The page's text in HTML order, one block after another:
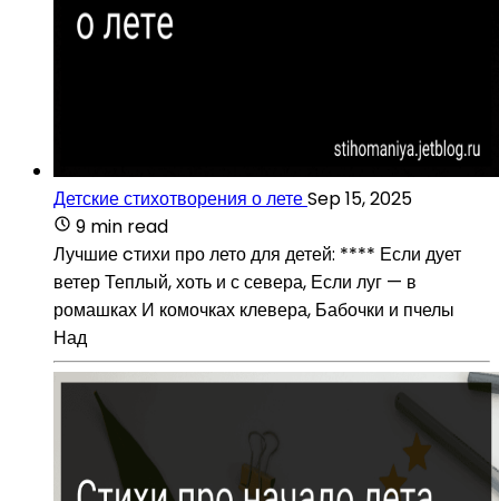
Детские стихотворения о летеSep 15, 2025
9 min read
Лучшие cтихи про лето для детей: **** Если дует
ветер Теплый, хоть и с севера, Если луг — в
ромашках И комочках клевера, Бабочки и пчелы
Над